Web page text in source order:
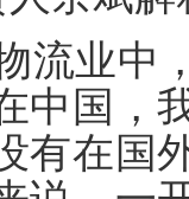
流业中
中国，
有在国